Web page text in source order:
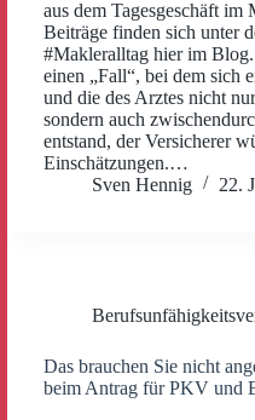
aus dem Tagesgeschäft
Beiträge finden sich unter
#Makleralltag hier im
einen „Fall“, bei dem sich
und die des Arztes nicht
sondern auch
entstand, der Versicherer
Einschätzungen.…
Sven Hennig
22.
Das brauchen Sie nicht
beim Antrag für PKV und